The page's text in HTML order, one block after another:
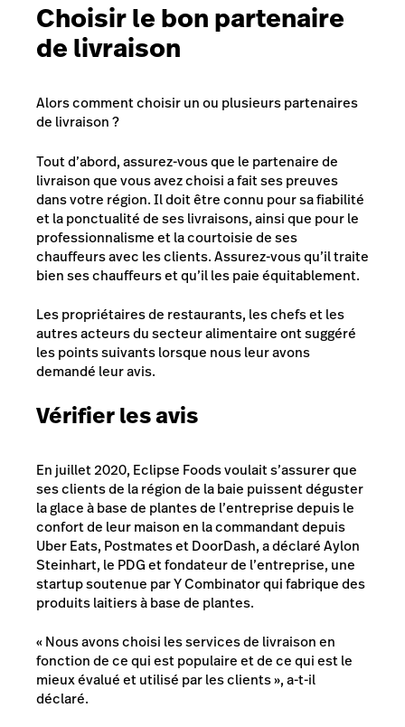
Choisir le bon partenaire
de livraison
Alors comment choisir un ou plusieurs partenaires
de livraison ?
Tout d’abord, assurez-vous que le partenaire de
livraison que vous avez choisi a fait ses preuves
dans votre région. Il doit être connu pour sa fiabilité
et la ponctualité de ses livraisons, ainsi que pour le
professionnalisme et la courtoisie de ses
chauffeurs avec les clients. Assurez-vous qu’il traite
bien ses chauffeurs et qu’il les paie équitablement.
Les propriétaires de restaurants, les chefs et les
autres acteurs du secteur alimentaire ont suggéré
les points suivants lorsque nous leur avons
demandé leur avis.
Vérifier les avis
En juillet 2020, Eclipse Foods voulait s’assurer que
ses clients de la région de la baie puissent déguster
la glace à base de plantes de l’entreprise depuis le
confort de leur maison en la commandant depuis
Uber Eats, Postmates et DoorDash, a déclaré Aylon
Steinhart, le PDG et fondateur de l’entreprise, une
startup soutenue par Y Combinator qui fabrique des
produits laitiers à base de plantes.
« Nous avons choisi les services de livraison en
fonction de ce qui est populaire et de ce qui est le
mieux évalué et utilisé par les clients », a-t-il
déclaré.